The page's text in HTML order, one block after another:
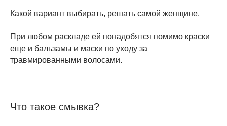
Какой вариант выбирать, решать самой женщине.
При любом раскладе ей понадобятся помимо краски
еще и бальзамы и маски по уходу за
травмированными волосами.
Что такое смывка?